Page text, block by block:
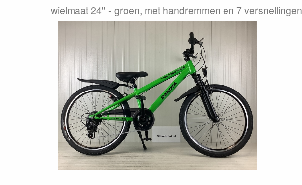
wielmaat 24'' groen, met handremmen en 7 versnellingen